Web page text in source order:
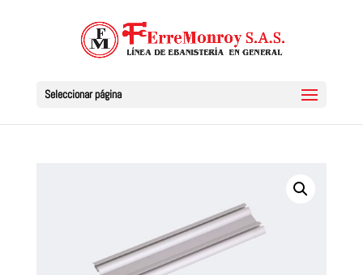
Seleccionar página